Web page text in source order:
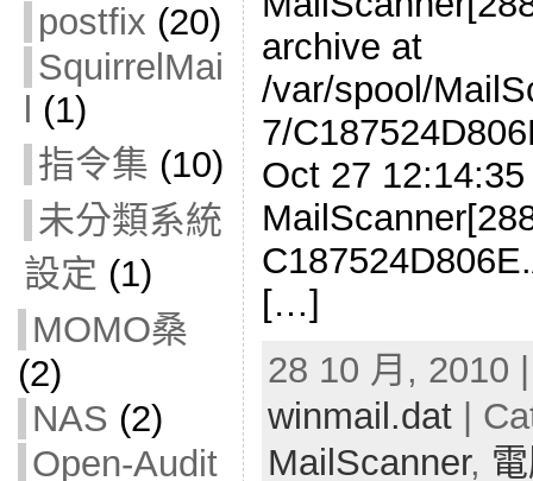
postfix (20)
SquirrelMai
(1)
指令集 (10)
未分類系統
設定 (1)
MOMO桑
(2)
NAS (2)
Open-Audit
archive at
/var/spool/
7/
Oct 27
[…]
28 10 月, 2010
winmail.dat|
MailScanner,